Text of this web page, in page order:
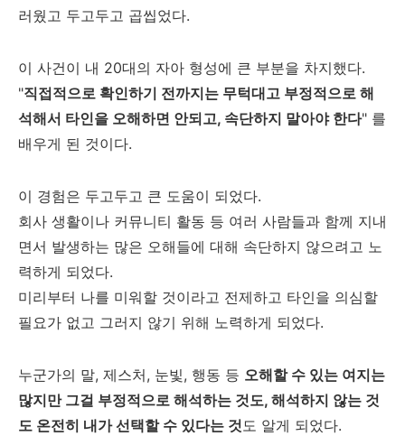
러웠고 두고두고 곱씹었다.
이 사건이 내 20대의 자아 형성에 큰 부분을 차지했다.
"직접적으로 확인하기 전까지는 무턱대고 부정적으로 해
석해서 타인을 오해하면 안되고, 속단하지 말아야 한다" 를
배우게 된 것이다.
이 경험은 두고두고 큰 도움이 되었다.
회사 생활이나 커뮤니티 활동 등 여러 사람들과 함께 지내
면서 발생하는 많은 오해들에 대해 속단하지 않으려고 노
력하게 되었다.
미리부터 나를 미워할 것이라고 전제하고 타인을 의심할
필요가 없고 그러지 않기 위해 노력하게 되었다.
누군가의 말, 제스처, 눈빛, 행동 등 오해할 수 있는 여지는
많지만 그걸 부정적으로 해석하는 것도, 해석하지 않는 것
도 온전히 내가 선택할 수 있다는 것도 알게 되었다.